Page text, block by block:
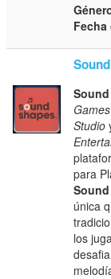
Games
Studio
para
única
los